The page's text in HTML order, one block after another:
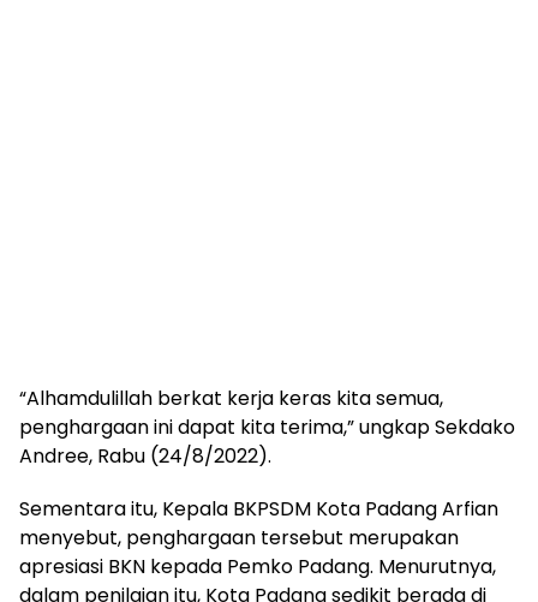
“Alhamdulillah berkat kerja keras kita semua,
penghargaan ini dapat kita terima,” ungkap Sekdako
Andree, Rabu (24/8/2022).
Sementara itu, Kepala BKPSDM Kota Padang Arfian
menyebut, penghargaan tersebut merupakan
apresiasi BKN kepada Pemko Padang. Menurutnya,
dalam penilaian itu, Kota Padang sedikit berada di